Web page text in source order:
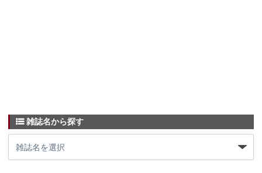
雑誌名から探す